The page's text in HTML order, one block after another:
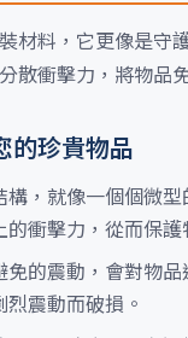
材料，它更像是守
散衝擊力，將物品
的珍貴物品
構，就像一個個微
衝擊力，從而保護
免的震動，會對物
震動而破損。